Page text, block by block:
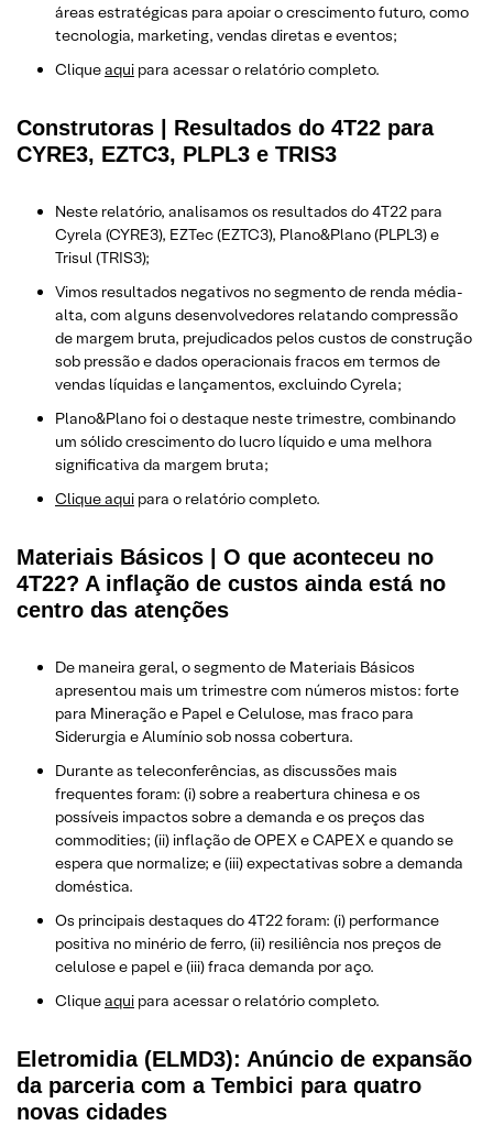
áreas estratégicas para apoiar o crescimento futuro, como
tecnologia, marketing, vendas diretas e eventos;
Cliqueaqui para acessar o relatório completo.
Construtoras | Resultados do 4T22 para
CYRE3, EZTC3, PLPL3 e TRIS3
Neste relatório, analisamos os resultados do 4T22 para
Cyrela (CYRE3), EZTec (EZTC3), Plano&Plano (PLPL3) e
Trisul (TRIS3);
Vimos resultados negativos no segmento de renda média-
alta, com alguns desenvolvedores relatando compressão
de margem bruta, prejudicados pelos custos de construção
sob pressão e dados operacionais fracos em termos de
vendas líquidas e lançamentos, excluindo Cyrela;
Plano&Plano foi o destaque neste trimestre, combinando
um sólido crescimento do lucro líquido e uma melhora
significativa da margem bruta;
Clique aqui para o relatório completo.
Materiais Básicos | O que aconteceu no
4T22? A inflação de custos ainda está no
centro das atenções
De maneira geral, o segmento de Materiais Básicos
apresentou mais um trimestre com números mistos: forte
para Mineração e Papel e Celulose, mas fraco para
Siderurgia e Alumínio sob nossa cobertura.
Durante as teleconferências, as discussões mais
frequentes foram: (i) sobre a reabertura chinesa e os
possíveis impactos sobre a demanda e os preços das
commodities; (ii) inflação de OPEX e CAPEX e quando se
espera que normalize; e (iii) expectativas sobre a demanda
doméstica.
Os principais destaques do 4T22 foram: (i) performance
positiva no minério de ferro, (ii) resiliência nos preços de
celulose e papel e (iii) fraca demanda por aço.
Cliqueaqui para acessar o relatório completo.
Eletromidia (ELMD3): Anúncio de expansão
da parceria com a Tembici para quatro
novas cidades